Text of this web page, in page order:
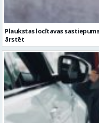
Plaukstas locītavas
ārstēt